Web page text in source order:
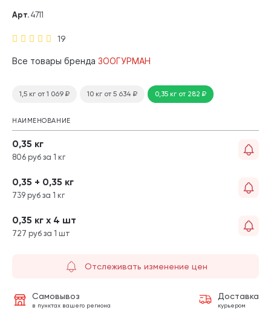
19
Арт. 4711
Все товары бренда ЗООГУРМАН
1,5 кг от 1 069 ₽ 10 кг от 5 634 ₽ 0,35 кг от 282₽
НАИМЕНОВАНИЕ
0,35 кг
806 руб за 1 кг
0,35 + 0,35 кг
739 руб за 1 кг
0,35 кг х 4 шт
727 руб за 1 шт
Отслеживать изменение цен
Самовывоз
в пунктах вашего региона
Доставка
курьером